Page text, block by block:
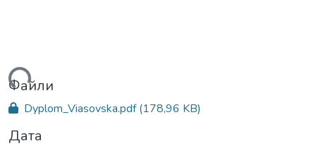
Файли
Dyplom_Viasovska.pdf(178,96 KB)
Дата